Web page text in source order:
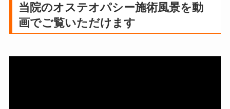
当院のオステオパシー施術風景を動
画でご覧いただけます